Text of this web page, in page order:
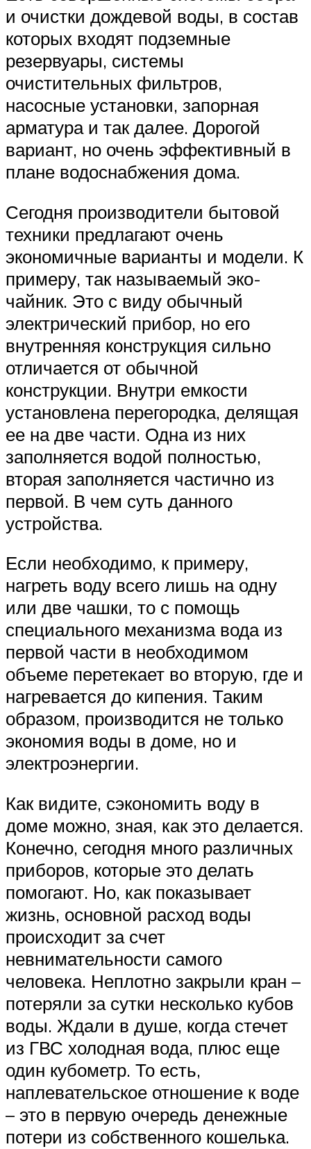
и очистки дождевой воды, в состав
которых входят подземные
резервуары, системы
очистительных фильтров,
насосные установки, запорная
арматура и так далее. Дорогой
вариант, но очень эффективный в
плане водоснабжения дома.
Сегодня производители бытовой
техники предлагают очень
экономичные варианты и модели. К
примеру, так называемый эко-
чайник. Это с виду обычный
электрический прибор, но его
внутренняя конструкция сильно
отличается от обычной
конструкции. Внутри емкости
установлена перегородка, делящая
ее на две части. Одна из них
заполняется водой полностью,
вторая заполняется частично из
первой. В чем суть данного
устройства.
Если необходимо, к примеру,
нагреть воду всего лишь на одну
или две чашки, то с помощь
специального механизма вода из
первой части в необходимом
объеме перетекает во вторую, где и
нагревается до кипения. Таким
образом, производится не только
экономия воды в доме, но и
электроэнергии.
Как видите, сэкономить воду в
доме можно, зная, как это делается.
Конечно, сегодня много различных
приборов, которые это делать
помогают. Но, как показывает
жизнь, основной расход воды
происходит за счет
невнимательности самого
человека. Неплотно закрыли кран –
потеряли за сутки несколько кубов
воды. Ждали в душе, когда стечет
из ГВС холодная вода, плюс еще
один кубометр. То есть,
наплевательское отношение к воде
– это в первую очередь денежные
потери из собственного кошелька.